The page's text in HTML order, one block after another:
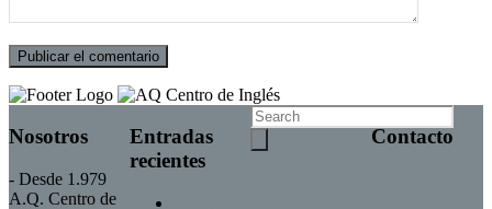
Nosotros
- Desde 1.979
A.Q. Centro de
Entradas
recientes
Contacto